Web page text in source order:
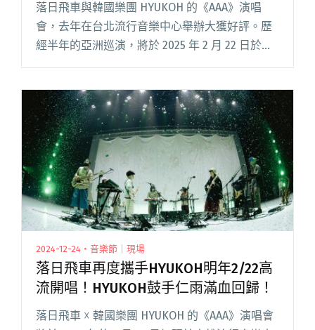
落日飛車與韓國樂團 HYUKOH 的《AAA》演唱
會，去年在台北流行音樂中心舉辦大獲好評。歷
經半年的亞洲巡演，將於 2025 年 2 月 22 日於高
雄流行音樂中心返台開唱，門票在 1 月 1 日中午
讀全文 "落日飛車、HYUKOH《AAA》演唱會高雄
場 2/22秒殺完售、2/23宣布加場！"
2024-12-24・音樂節｜現場
落日飛車再度攜手HYUKOH明年2/22高
流開唱！HYUKOH鼓手仁雨滿血回歸！
落日飛車 ☓ 韓國樂團 HYUKOH 的《AAA》演唱會